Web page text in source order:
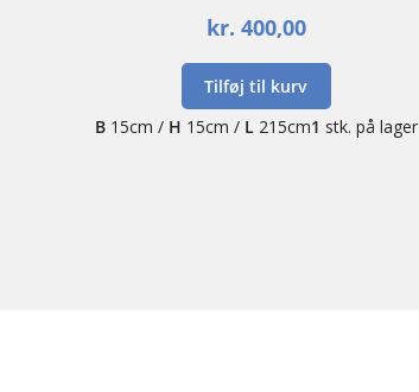
kr. 400,00
Tilføj til kurv
B15cm / H 15cm / L 215cm1 stk. på lager